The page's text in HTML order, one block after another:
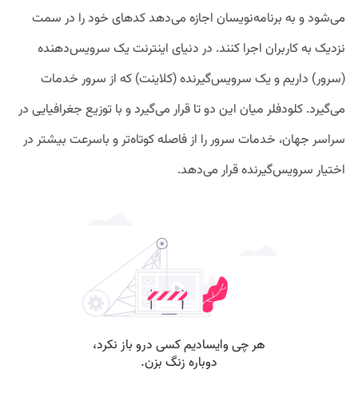
می‌شود و به برنامه‌نویسان اجازه می‌دهد کد‌های خود را در سمت
نزدیک به کاربران اجرا کنند. در دنیای اینترنت یک سرویس‌دهنده
(سرور) داریم و یک سرویس‌گیرنده (کلاینت) که از سرور خدمات
می‌گیرد. کلودفلر میان این دو تا قرار می‌گیرد و با توزیع جغرافیایی در
سراسر جهان، خدمات سرور را از فاصله کوتاه‌تر و باسرعت بیشتر در
اختیار سرویس‌گیرنده قرار می‌دهد.